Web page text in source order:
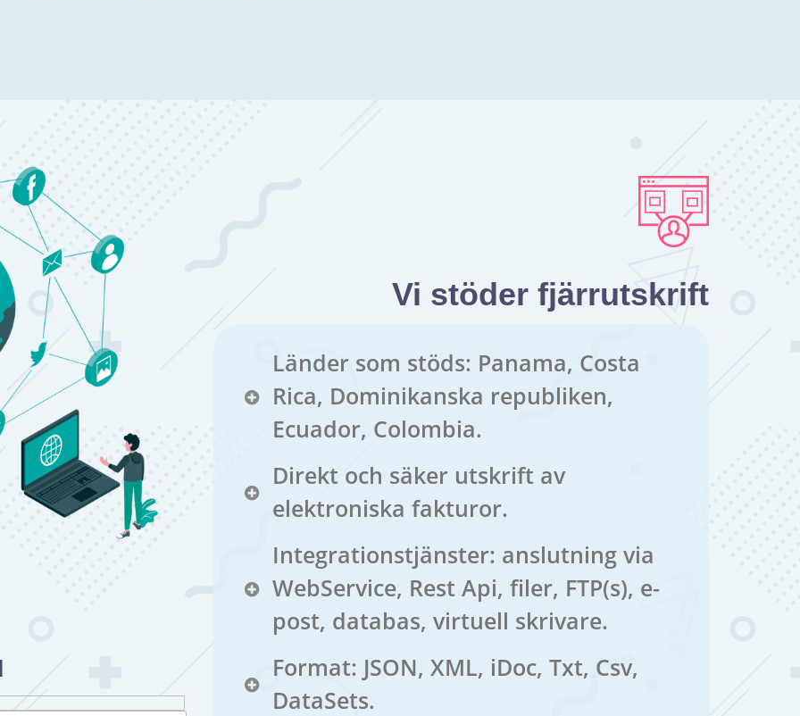
Vi stöder fjärrutskrift
Länder som stöds: Panama, Costa
Rica, Dominikanska republiken,
Ecuador, Colombia.
Direkt och säker utskrift av
elektroniska fakturor.
Integrationstjänster: anslutning via
WebService, Rest Api, filer, FTP(s), e-
post, databas, virtuell skrivare.
Format: JSON, XML, iDoc, Txt, Csv,
DataSets.